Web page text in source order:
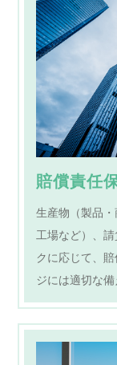
賠償責任
生産物（製品
工場など）、
クに応じて、
ジには適切な備